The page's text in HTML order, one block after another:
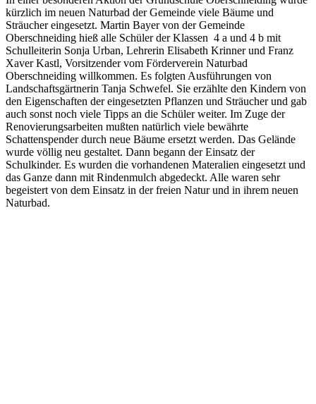
kürzlich im neuen Naturbad der Gemeinde viele Bäume und
Sträucher eingesetzt. Martin Bayer von der Gemeinde
Oberschneiding hieß alle Schüler der Klassen 4 a und 4 b mit
Schulleiterin Sonja Urban, Lehrerin Elisabeth Krinner und Franz
Xaver Kastl, Vorsitzender vom Förderverein Naturbad
Oberschneiding willkommen. Es folgten Ausführungen von
Landschaftsgärtnerin Tanja Schwefel. Sie erzählte den Kindern von
den Eigenschaften der eingesetzten Pflanzen und Sträucher und gab
auch sonst noch viele Tipps an die Schüler weiter. Im Zuge der
Renovierungsarbeiten mußten natürlich viele bewährte
Schattenspender durch neue Bäume ersetzt werden. Das Gelände
wurde völlig neu gestaltet. Dann begann der Einsatz der
Schulkinder. Es wurden die vorhandenen Materalien eingesetzt und
das Ganze dann mit Rindenmulch abgedeckt. Alle waren sehr
begeistert von dem Einsatz in der freien Natur und in ihrem neuen
Naturbad.